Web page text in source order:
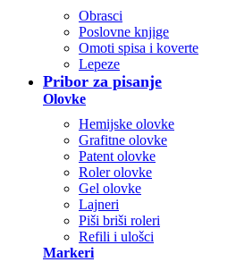
Obrasci
Poslovne knjige
Omoti spisa i koverte
Lepeze
Pribor za pisanje
Olovke
Hemijske olovke
Grafitne olovke
Patent olovke
Roler olovke
Gel olovke
Lajneri
Piši briši roleri
Refili i ulošci
Markeri